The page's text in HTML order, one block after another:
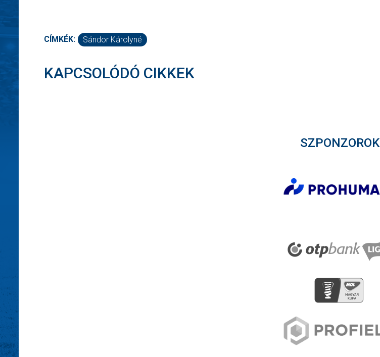
CÍMKÉK: Sándor Károlyné
KAPCSOLÓDÓ CIKKEK
SZPONZOROK